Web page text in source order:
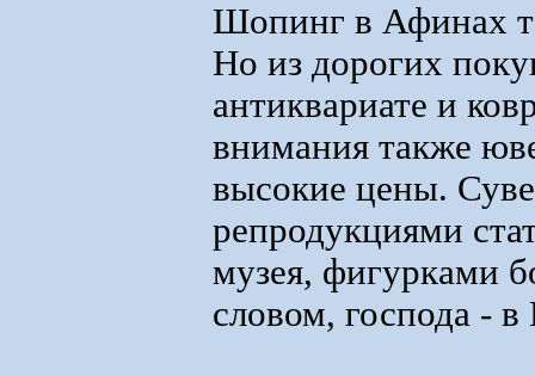
Шопинг в Афинах
Но из дорогих
антиквариате и
внимания также
высокие цены.
репродукциями
музея, фигурками
словом, господа - в